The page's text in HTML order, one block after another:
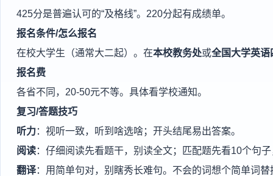
425分是普遍认可的“及格线”。220分起有成绩单。
报名条件/怎么报名
在校大学生（通常大二起）。在本校教务处或全国大学英语
报名费
各省不同，20-50元不等。具体看学校通知。
复习/答题技巧
听力：视听一致，听到啥选啥；开头结尾易出答案。
阅读：仔细阅读先看题干，别读全文；匹配题先看10个句
翻译：用简单句对，别瞎秀长难句。不会的词想个简单词替